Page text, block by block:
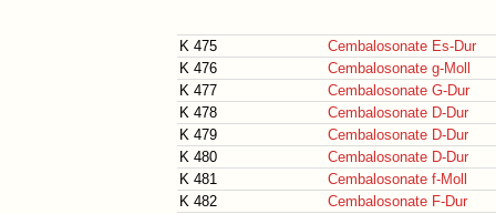
K 475
Cembalosonate Es-Dur
K 476
Cembalosonate g-Moll
K 477
Cembalosonate G-Dur
K 478
Cembalosonate D-Dur
K 479
Cembalosonate D-Dur
K 480
Cembalosonate D-Dur
K 481
Cembalosonate f-Moll
K 482
Cembalosonate F-Dur